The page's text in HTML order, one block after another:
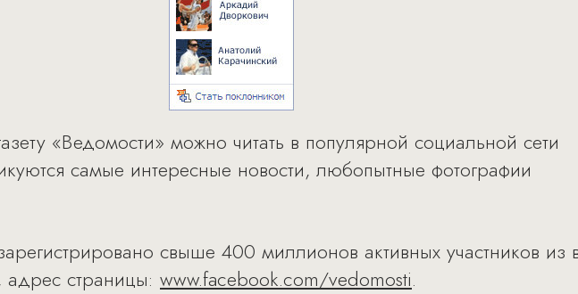
«Ведомости» можно читать в популярной социальной сети
самые интересные новости, любопытные фотографии
свыше 400 миллионов активных участников из
страницы: www.facebook.com/vedomosti.